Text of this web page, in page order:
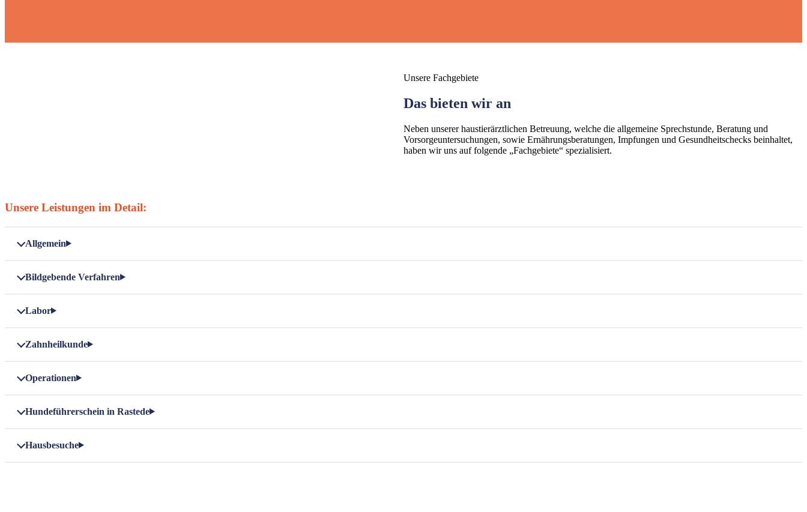
Unsere Fachgebiete
Das bieten wir an
Neben unserer haustierärztlichen Betreuung, welche die allgemeine Sprechstunde, Beratung und
Vorsorgeuntersuchungen, sowie Ernährungsberatungen, Impfungen und Gesundheitschecks beinhaltet,
haben wir uns auf folgende „Fachgebiete“ spezialisiert.
Unsere Leistungen im Detail:
Allgemein
Bildgebende Verfahren
Labor
Zahnheilkunde
Operationen
Hundeführerschein in Rastede
Hausbesuche